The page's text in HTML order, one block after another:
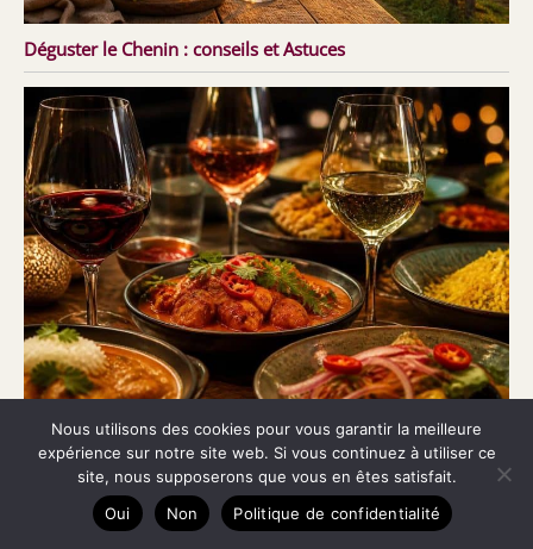
Déguster le Chenin : conseils et Astuces
Quels vins boire avec une cuisine épicée ?
Nous utilisons des cookies pour vous garantir la meilleure
expérience sur notre site web. Si vous continuez à utiliser ce
site, nous supposerons que vous en êtes satisfait.
Oui
Non Politique de confidentialité